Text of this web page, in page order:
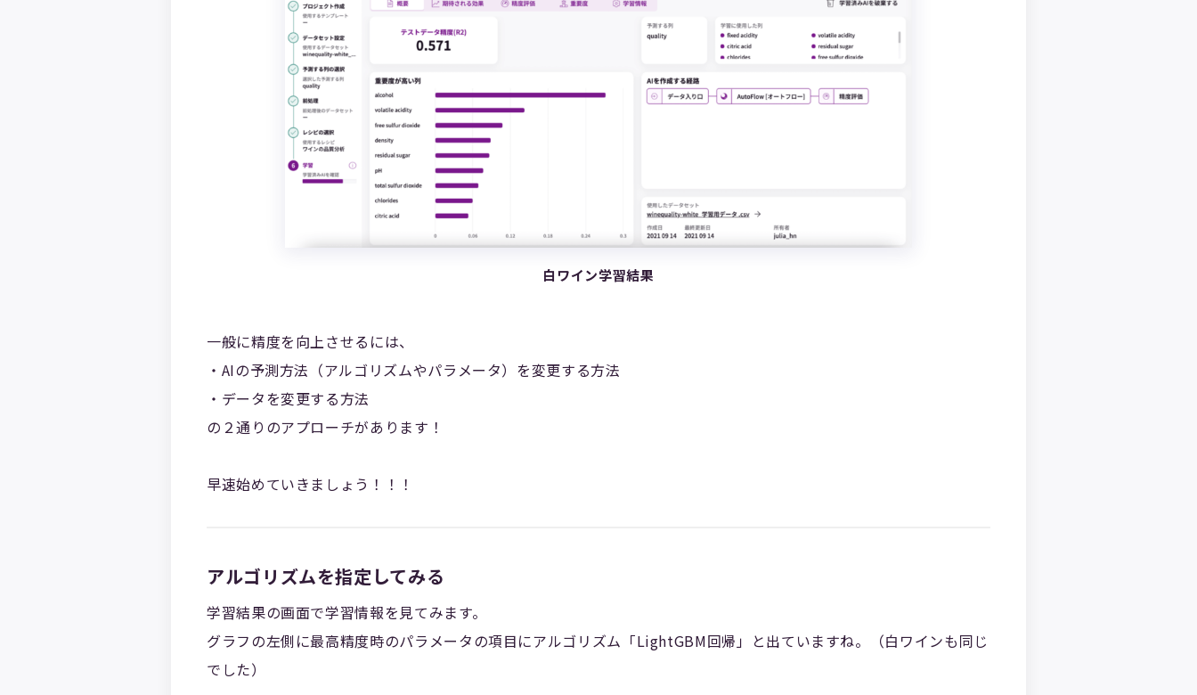
白ワイン学習結果
一般に精度を向上させるには、
・AIの予測方法（アルゴリズムやパラメータ）を変更する方法
・データを変更する方法
の２通りのアプローチがあります！
早速始めていきましょう！！！
アルゴリズムを指定してみる
学習結果の画面で学習情報を見てみます。
グラフの左側に最高精度時のパラメータの項目にアルゴリズム「LightGBM回帰」と出ていますね。（白ワインも同じ
でした）